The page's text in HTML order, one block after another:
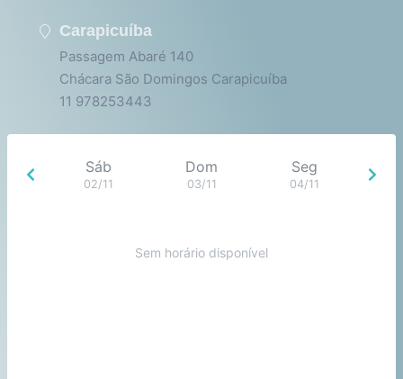
Carapicuíba
Passagem Abaré 140
Chácara São Domingos Carapicuíba
11 978253443
Sáb
02/11
Dom
03/11
Seg
04/11
Sem horário disponível